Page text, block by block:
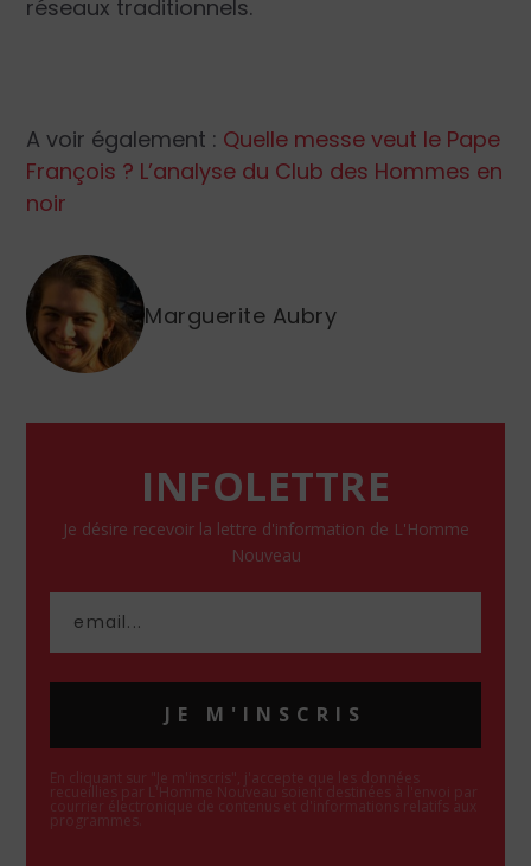
réseaux traditionnels.
A voir également : Quelle messe veut le Pape
François ? L’analyse du Club des Hommes en
noir
Marguerite Aubry
INFOLETTRE
Je désire recevoir la lettre d'information de L'Homme
Nouveau
JE M'INSCRIS
En cliquant sur "Je m'inscris", j'accepte que les données
recueillies par L'Homme Nouveau soient destinées à l'envoi par
courrier électronique de contenus et d'informations relatifs aux
programmes.